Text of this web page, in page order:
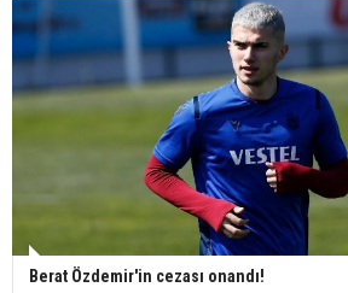
Berat Özdemir'in cezası onandı!